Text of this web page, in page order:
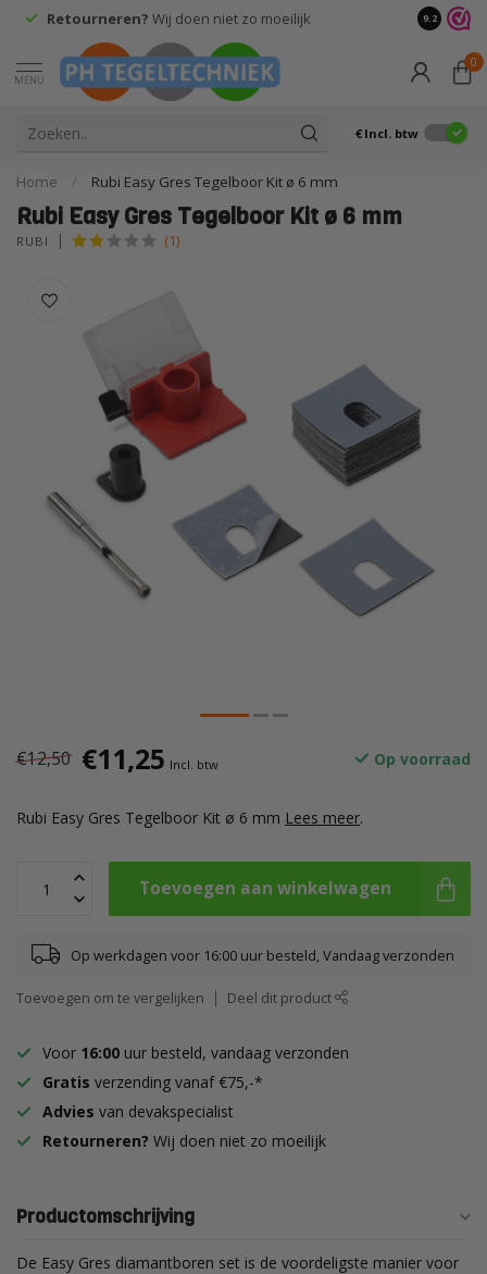
Retourneren? Wij doen niet zo moeilijk 9.2
MENU
0
€ Incl. btw
Home / Rubi Easy Gres Tegelboor Kit ø 6 mm
Rubi Easy Gres Tegelboor Kit ø 6 mm
RUBI (1)
€12,50 €11,25 Incl. btw Op voorraad
Rubi Easy Gres Tegelboor Kit ø 6 mm Lees meer.
Toevoegen aan winkelwagen
Op werkdagen voor 16:00 uur besteld, Vandaag verzonden
Toevoegen om te vergelijken Deel dit product
Voor 16:00 uur besteld, vandaag verzonden
Gratis verzending vanaf €75,-*
Advies van devakspecialist
Retourneren? Wij doen niet zo moeilijk
Productomschrijving
​De Easy Gres diamantboren set is de voordeligste manier voor